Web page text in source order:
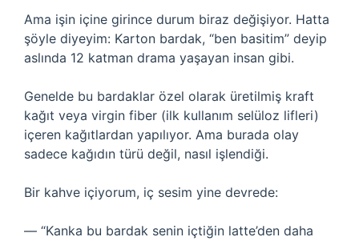
Ama işin içine girince durum biraz değişiyor. Hatta
şöyle diyeyim: Karton bardak, “ben basitim” deyip
aslında 12 katman drama yaşayan insan gibi.
Genelde bu bardaklar özel olarak üretilmiş kraft
kağıt veya virgin fiber (ilk kullanım selüloz lifleri)
içeren kağıtlardan yapılıyor. Ama burada olay
sadece kağıdın türü değil, nasıl işlendiği.
Bir kahve içiyorum, iç sesim yine devrede:
— “Kanka bu bardak senin içtiğin latte’den daha